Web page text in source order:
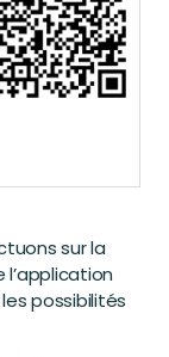
sur la
possibilités